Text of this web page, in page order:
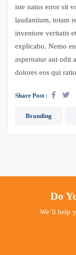
iste natus error sit
laudantium, totam
inventore veritatis
explicabo. Nemo
aspernatur aut odit
dolores eos qui
Share Post :
Branding
Do
We’ll help